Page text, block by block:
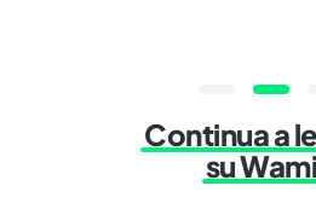
Continua a
su